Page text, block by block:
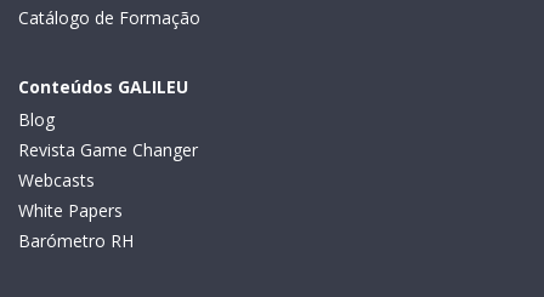
Catálogo de Formação
Conteúdos GALILEU
Blog
Revista Game Changer
Webcasts
White Papers
Barómetro RH